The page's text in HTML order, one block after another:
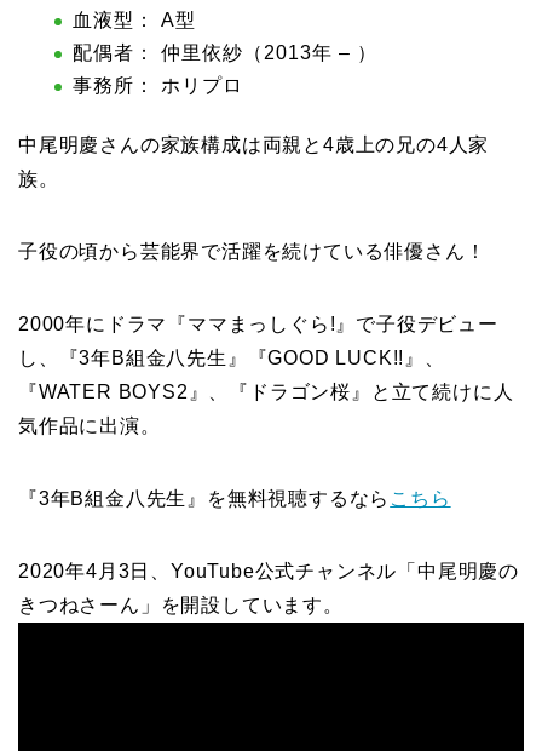
血液型： A型
配偶者： 仲里依紗（2013年 – ）
事務所： ホリプロ
中尾明慶さんの家族構成は両親と4歳上の兄の4人家
族。
子役の頃から芸能界で活躍を続けている俳優さん！
2000年にドラマ『ママまっしぐら!』で子役デビュー
し、『3年B組金八先生』『GOOD LUCK!!』、
『WATER BOYS2』、『ドラゴン桜』と立て続けに人
気作品に出演。
『3年B組金八先生』を無料視聴するなら こちら
2020年4月3日、YouTube公式チャンネル「中尾明慶の
きつねさーん」を開設しています。